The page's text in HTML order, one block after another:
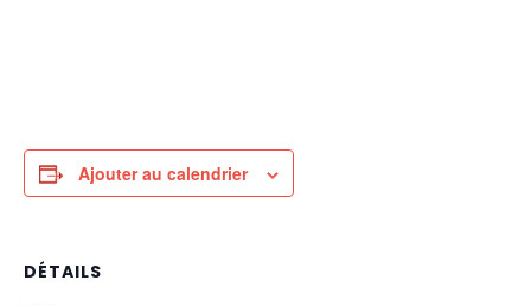
Ajouter au calendrier
DÉTAILS